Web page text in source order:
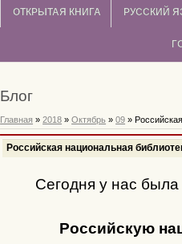
ОТКРЫТАЯ КНИГА РУССКИЙ
Блог
Главная »2018 » Октябрь » 09 »
Российская национальная
Сегодня у нас была
Российскую